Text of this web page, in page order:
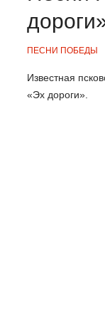
ПЕСНИ ПОБЕДЫ
Известная
«Эх дороги».